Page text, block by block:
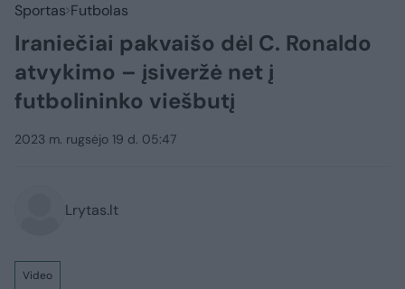
Sportas Futbolas
Iraniečiai pakvaišo dėl C. Ronaldo
atvykimo – įsiveržė net į
futbolininko viešbutį
2023 m. rugsėjo 19 d. 05:47
Lrytas.lt
Video